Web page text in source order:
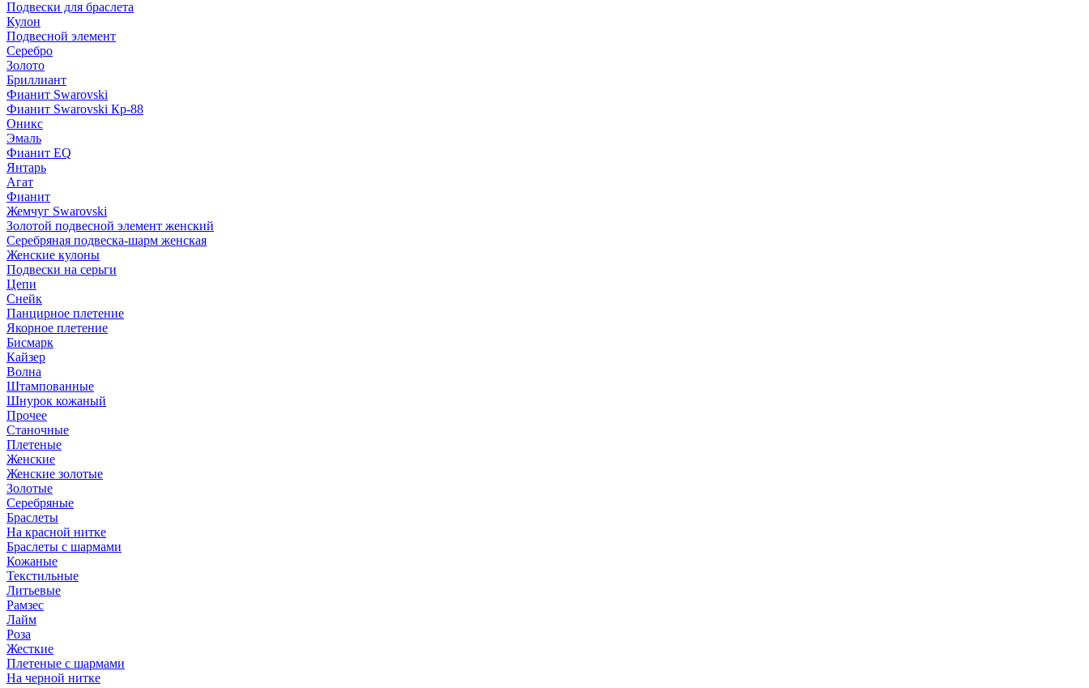
Подвески для браслета
Кулон
Подвесной элемент
Серебро
Золото
Бриллиант
Фианит Swarovski
Фианит Swarovski Кр-88
Оникс
Эмаль
Фианит EQ
Янтарь
Агат
Фианит
Жемчуг Swarovski
Золотой подвесной элемент женcкий
Серебряная подвеска-шарм женская
Женские кулоны
Подвески на серьги
Цепи
Снейк
Панцирное плетение
Якорное плетение
Бисмарк
Кайзер
Волна
Штампованные
Шнурок кожаный
Прочее
Станочные
Плетеные
Женские
Женские золотые
Золотые
Серебряные
Браслеты
На красной нитке
Браслеты с шармами
Кожаные
Текстильные
Литьевые
Рамзес
Лайм
Роза
Жесткие
Плетеные с шармами
На черной нитке